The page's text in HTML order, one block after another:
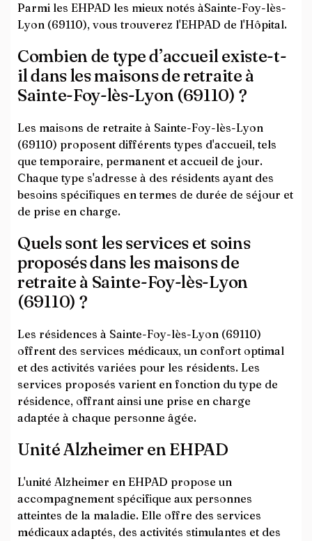
Parmi les EHPAD les mieux notés àSainte-Foy-lès-
Lyon (69110), vous trouverez l'EHPAD de l'Hôpital.
Combien de type d’accueil existe-t-
il dans les maisons de retraite à
Sainte-Foy-lès-Lyon (69110) ?
Les maisons de retraite à Sainte-Foy-lès-Lyon
(69110) proposent différents types d'accueil, tels
que temporaire, permanent et accueil de jour.
Chaque type s'adresse à des résidents ayant des
besoins spécifiques en termes de durée de séjour et
de prise en charge.
Quels sont les services et soins
proposés dans les maisons de
retraite à Sainte-Foy-lès-Lyon
(69110) ?
Les résidences à Sainte-Foy-lès-Lyon (69110)
offrent des services médicaux, un confort optimal
et des activités variées pour les résidents. Les
services proposés varient en fonction du type de
résidence, offrant ainsi une prise en charge
adaptée à chaque personne âgée.
Unité Alzheimer en EHPAD
L'unité Alzheimer en EHPAD propose un
accompagnement spécifique aux personnes
atteintes de la maladie. Elle offre des services
médicaux adaptés, des activités stimulantes et des